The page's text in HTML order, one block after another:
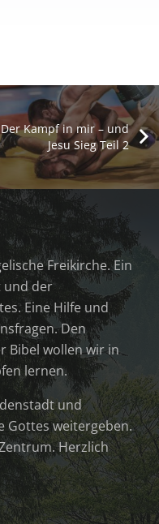
Der Kampf in mir – und
Jesu Sieg Teil 2
Freikirche. Ein
und der
Eine Hilfe und
Den
Bibel wollen wir in
lernen.
und
Gottes weitergeben.
Herzlich